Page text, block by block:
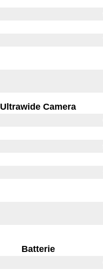
Ultrawide Camera
Batterie